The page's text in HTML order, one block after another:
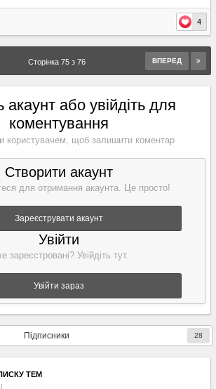
4
ВПЕРЕД
Сторінка 75 з 76
акаунт або увійдіть для
коментування
користувачем, щоб залишити коментар
Створити акаунт
для отримання акаунта. Це просто!
Зареєструвати акаунт
Увійти
зареєстровані? Увійдіть тут.
Увійти зараз
Підписники 28
ТЕМ